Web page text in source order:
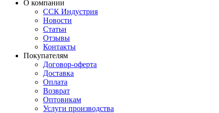
О компании
ССК Индустрия
Новости
Статьи
Отзывы
Контакты
Покупателям
Договор-оферта
Доставка
Оплата
Возврат
Оптовикам
Услуги производства